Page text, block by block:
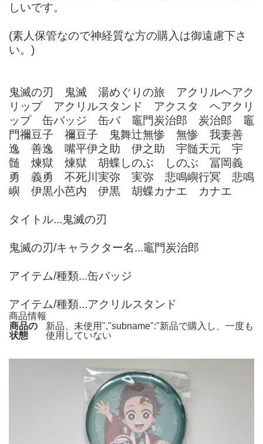
しいです。
(素人保管なので神経質な方の購入は御遠慮下さ
い。)
鬼滅の刃 鬼滅 湯めぐりの旅 アクリルヘアク
リップ アクリルスタンド アクスタ ヘアクリ
ップ 缶バッジ 缶バ 竈門炭治郎 炭治郎 竈
門禰豆子 禰豆子 鬼舞辻無惨 無惨 我妻善
逸 善逸 嘴平伊之助 伊之助 宇髄天元 宇
髄 煉獄 煉獄 胡蝶しのぶ しのぶ 冨岡義
勇 義勇 不死川実弥 実弥 悲鳴嶼行冥 悲鳴
嶼 伊黒小芭内 伊黒 胡蝶カナエ カナエ
タイトル...鬼滅の刃
鬼滅の刃/キャラクター名...竈門炭治郎
アイテム/種類...缶バッジ
アイテム/種類...アクリルスタンド
商品情報
商品の
状態
新品、未使用","subname":"新品で購入し、一度も
使用していない